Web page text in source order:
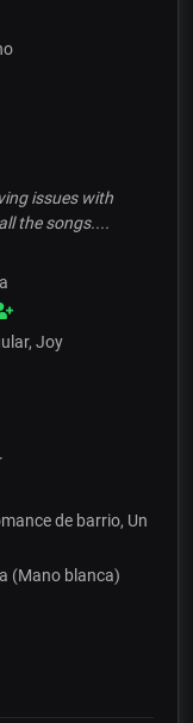
issues with
the songs....
Joy
de barrio, Un
(Mano blanca)